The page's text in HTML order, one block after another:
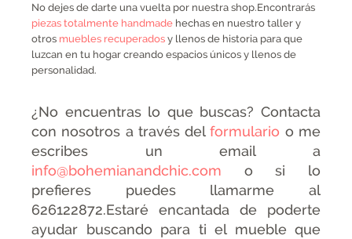
No dejes de darte una vuelta por nuestra shop.Encontrarás
piezas totalmente handmade hechas en nuestro taller y
otros muebles recuperados y llenos de historia para que
luzcan en tu hogar creando espacios únicos y llenos de
personalidad.
¿No encuentras lo que buscas? Contacta
con nosotros a través delformulario o me
escribes un email a
info@bohemianandchic.com o si lo
prefieres puedes llamarme al
626122872.Estaré encantada de poderte
ayudar buscando para ti el mueble que